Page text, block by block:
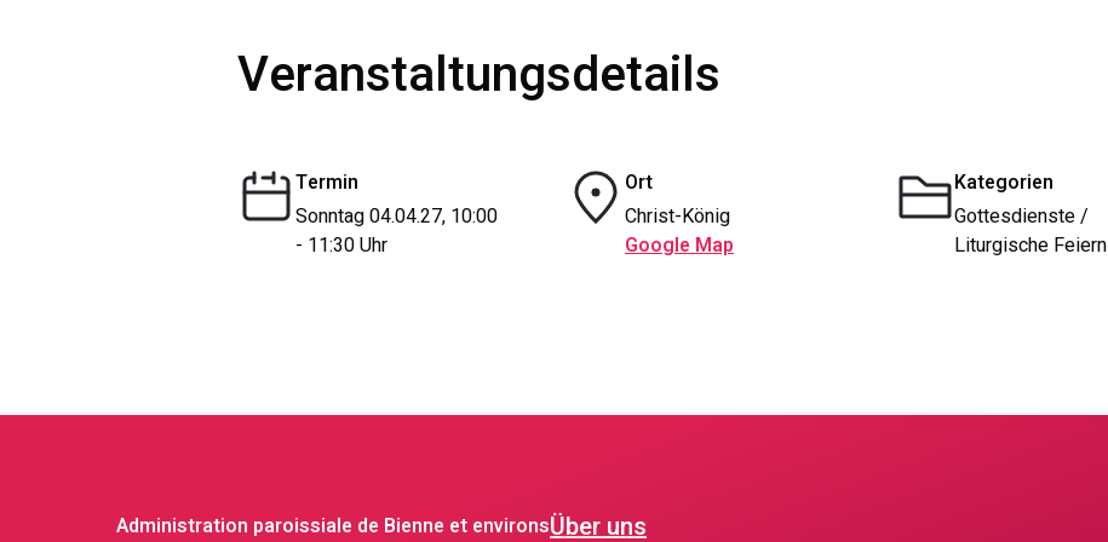
Veranstaltungsdetails
Termin
Sonntag 04.04.27, 10:00
- 11:30 Uhr
Ort
Christ-König
Google Map
Kategorien
Gottesdienste /
Liturgische Feiern
Administration paroissiale de Bienne et environsÜber uns